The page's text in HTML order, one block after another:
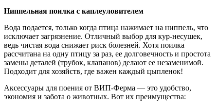
Ниппельная поилка с каплеуловителем
Вода подается, только когда птица нажимает на ниппель, что
исключает загрязнение. Отличный выбор для кур-несушек,
ведь чистая вода снижает риск болезней. Хотя поилка
рассчитана на одну птицу за раз, ее долговечность и простота
замены деталей (трубок, клапанов) делают ее незаменимой.
Подходит для хозяйств, где важен каждый цыпленок!
Аксессуары для поения от ВИП-Ферма — это удобство,
экономия и забота о животных. Вот их преимущества: